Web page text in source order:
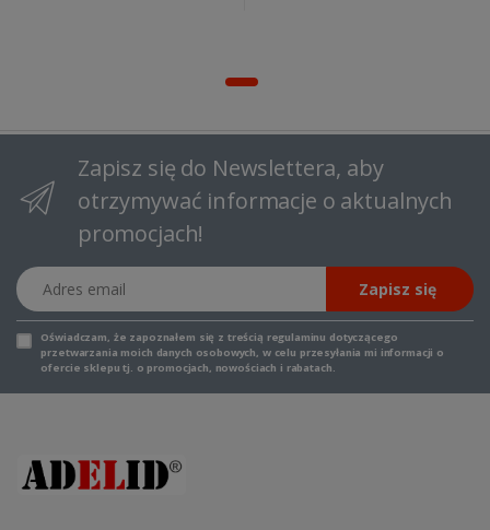
Zapisz się do Newslettera, aby
otrzymywać informacje o aktualnych
promocjach!
Adres email
Zapisz się
Oświadczam, że zapoznałem się z treścią regulaminu dotyczącego
przetwarzania moich danych osobowych, w celu przesyłania mi informacji o
ofercie sklepu tj. o promocjach, nowościach i rabatach.